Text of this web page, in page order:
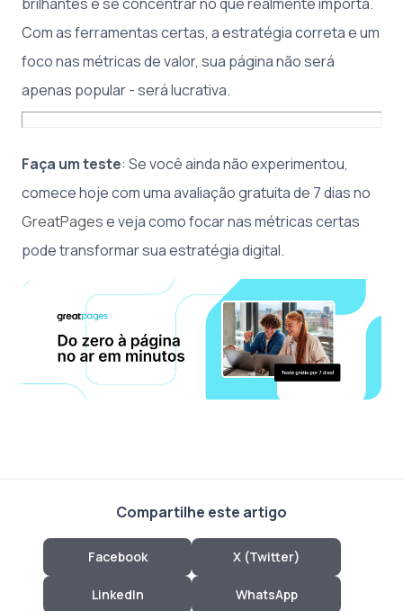
Com as ferramentas certas, a estratégia correta e um
foco nas métricas de valor, sua página não será
apenas popular - será lucrativa.
Faça um teste: Se você ainda não experimentou,
comece hoje com uma avaliação gratuita de 7 dias no
GreatPagese veja como focar nas métricas certas
pode transformar sua estratégia digital.
Compartilhe este artigo
Facebook X (Twitter)
LinkedIn WhatsApp